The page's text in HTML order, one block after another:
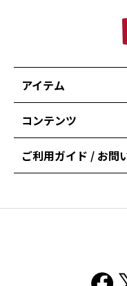
アイテム
コンテンツ
ご利用ガイド / お問